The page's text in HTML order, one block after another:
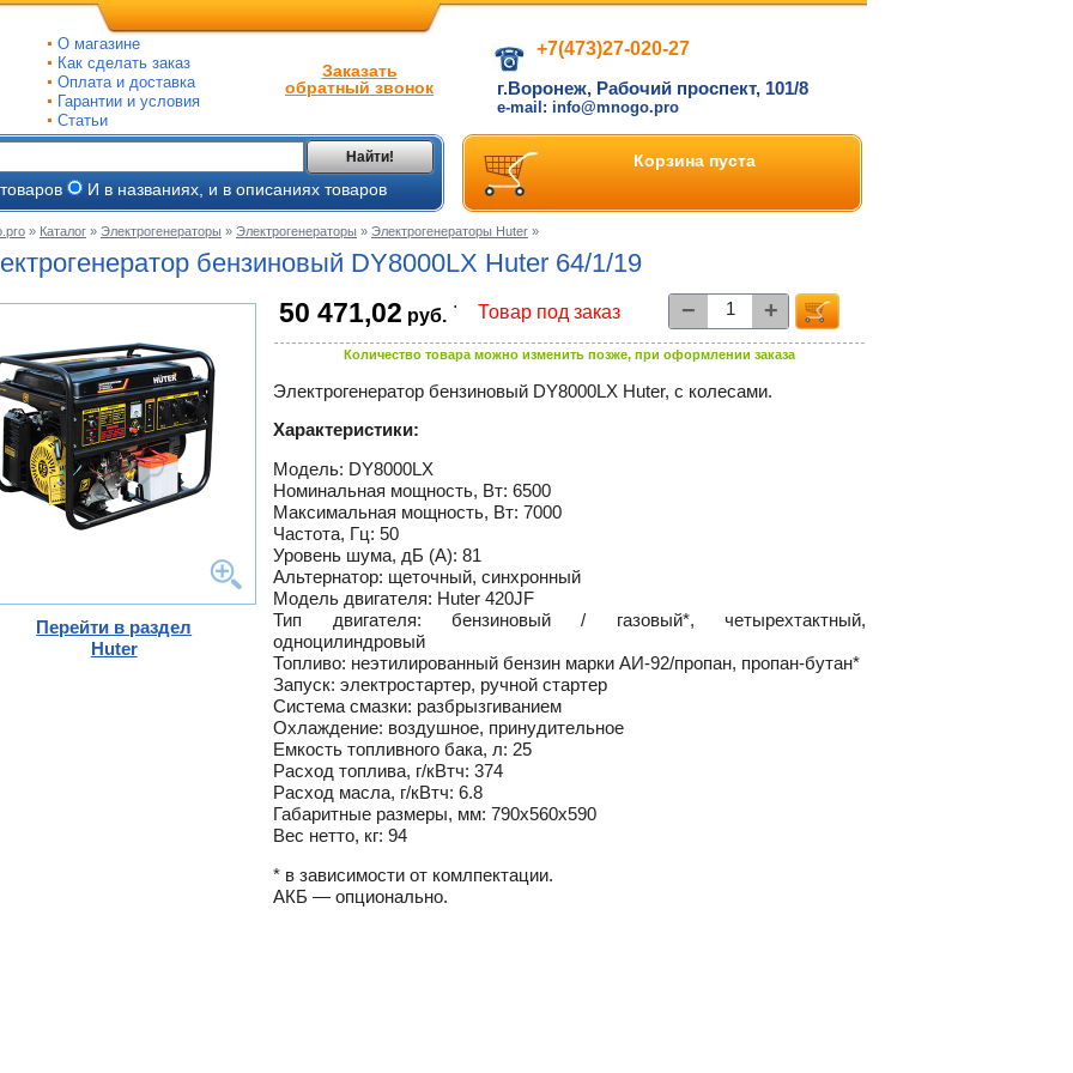
О магазине
Как сделать заказ
Оплата и доставка
Гарантии и условия
Статьи
Заказать
обратный звонок
+7(473)27-020-27
г.Воронеж, Рабочий проспект, 101/8
e-mail: info@mnogo.pro
Найти!
И в названиях, и в описаниях товаров
Корзина пуста
и
» Каталог » Электрогенераторы » Электрогенераторы » Электрогенераторы Huter »
бензиновый DY8000LX Huter 64/1/19
50 471,02 руб.
.
Товар под заказ − +
Количество товара можно изменить позже, при оформлении заказа
Электрогенератор бензиновый DY8000LX Huter, с колесами.
Характеристики:
Модель: DY8000LX
Номинальная мощность, Вт: 6500
Максимальная мощность, Вт: 7000
Частота, Гц: 50
Уровень шума, дБ (А): 81
Альтернатор: щеточный, синхронный
Модель двигателя: Huter 420JF
Тип двигателя: бензиновый / газовый*, четырехтактный,
одноцилиндровый
Топливо: неэтилированный бензин маркиАИ-92/пропан, пропан-бутан*
Запуск: электростартер, ручной стартер
Система смазки: разбрызгиванием
Охлаждение: воздушное, принудительное
Емкость топливного бака, л: 25
Расход топлива, г/кВтч: 374
Расход масла, г/кВтч: 6.8
Габаритные размеры, мм: 790х560х590
Вес нетто, кг: 94
* в зависимости от комлпектации.
АКБ — опционально.
Перейти в раздел
Huter